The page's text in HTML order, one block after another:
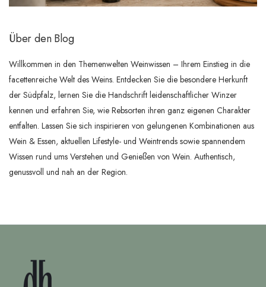
Über den Blog
Willkommen in den Themenwelten Weinwissen – Ihrem Einstieg in die
facettenreiche Welt des Weins. Entdecken Sie die besondere Herkunft
der Südpfalz, lernen Sie die Handschrift leidenschaftlicher Winzer
kennen und erfahren Sie, wie Rebsorten ihren ganz eigenen Charakter
entfalten. Lassen Sie sich inspirieren von gelungenen Kombinationen aus
Wein & Essen, aktuellen Lifestyle- und Weintrends sowie spannendem
Wissen rund ums Verstehen und Genießen von Wein. Authentisch,
genussvoll und nah an der Region.